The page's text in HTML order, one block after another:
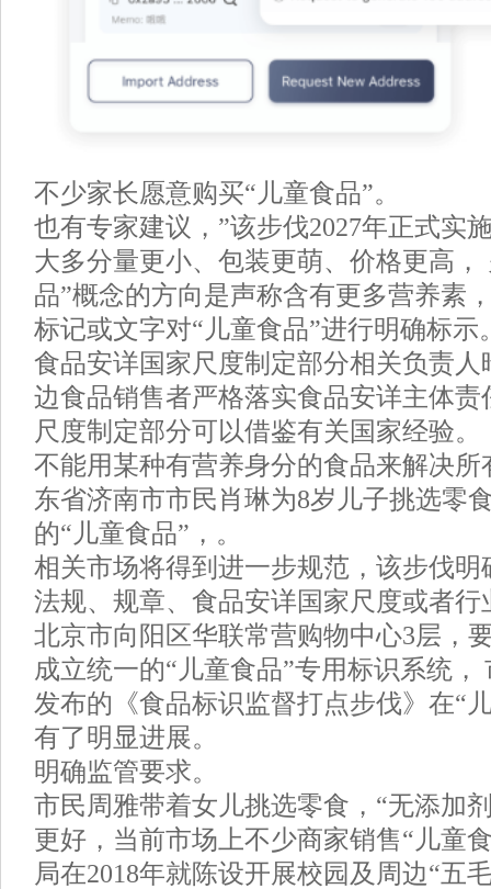
不少家长愿意购买“儿童食品”。
也有专家建议，”该步伐2027年正式实
大多分量更小、包装更萌、价格更高，
品”概念的方向是声称含有更多营养素
标记或文字对“儿童食品”进行明确标示
食品安详国家尺度制定部分相关负责人
边食品销售者严格落实食品安详主体责
尺度制定部分可以借鉴有关国家经验。
不能用某种有营养身分的食品来解决所
东省济南市市民肖琳为8岁儿子挑选零
的“儿童食品”，。
相关市场将得到进一步规范，该步伐明
法规、规章、食品安详国家尺度或者行
北京市向阳区华联常营购物中心3层，
成立统一的“儿童食品”专用标识系统，
发布的《食品标识监督打点步伐》在“
有了明显进展。
明确监管要求。
市民周雅带着女儿挑选零食，“无添加
更好，当前市场上不少商家销售“儿童
局在2018年就陈设开展校园及周边“五